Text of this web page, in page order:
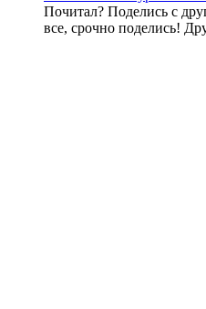
Почитал? Поделись с
все, срочно поделись!